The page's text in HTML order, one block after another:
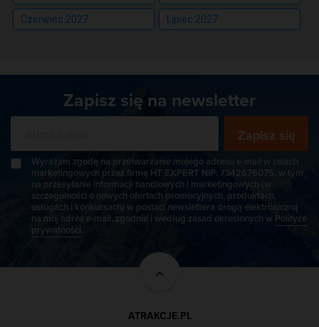
Czerwiec 2027 Lipiec 2027
Zapisz się na newsletter
Zapisz się
Wyrażam zgodę na przetwarzanie mojego adresu e-mail w celach
marketingowych przez firmę HT EXPERT NIP: 7342676075, w tym
na przesyłanie informacji handlowych i marketingowych (w
szczególności o nowych ofertach promocyjnych, produktach,
usługach i konkursach) w postaci newslettera drogą elektroniczną
na mój adres e-mail, zgodnie i według zasad określonych w Polityce
prywatności.
ATRAKCJE.PL